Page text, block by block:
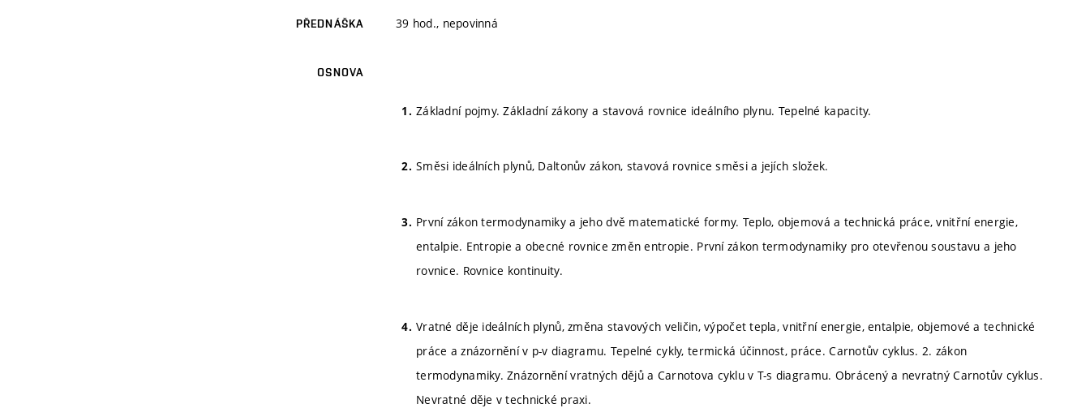
PŘEDNÁŠKA 39 hod., nepovinná
OSNOVA
Základní pojmy. Základní zákony a stavová rovnice ideálního plynu. Tepelné kapacity.
Směsi ideálních plynů, Daltonův zákon, stavová rovnice směsi a jejích složek.
První zákon termodynamiky a jeho dvě matematické formy. Teplo, objemová a technická práce, vnitřní energie,
entalpie. Entropie a obecné rovnice změn entropie. První zákon termodynamiky pro otevřenou soustavu a jeho
rovnice. Rovnice kontinuity.
Vratné děje ideálních plynů, změna stavových veličin, výpočet tepla, vnitřní energie, entalpie, objemové a technické
práce a znázornění v p-v diagramu. Tepelné cykly, termická účinnost, práce. Carnotův cyklus. 2. zákon
termodynamiky. Znázornění vratných dějů a Carnotova cyklu v T-s diagramu. Obrácený a nevratný Carnotův cyklus.
Nevratné děje v technické praxi.